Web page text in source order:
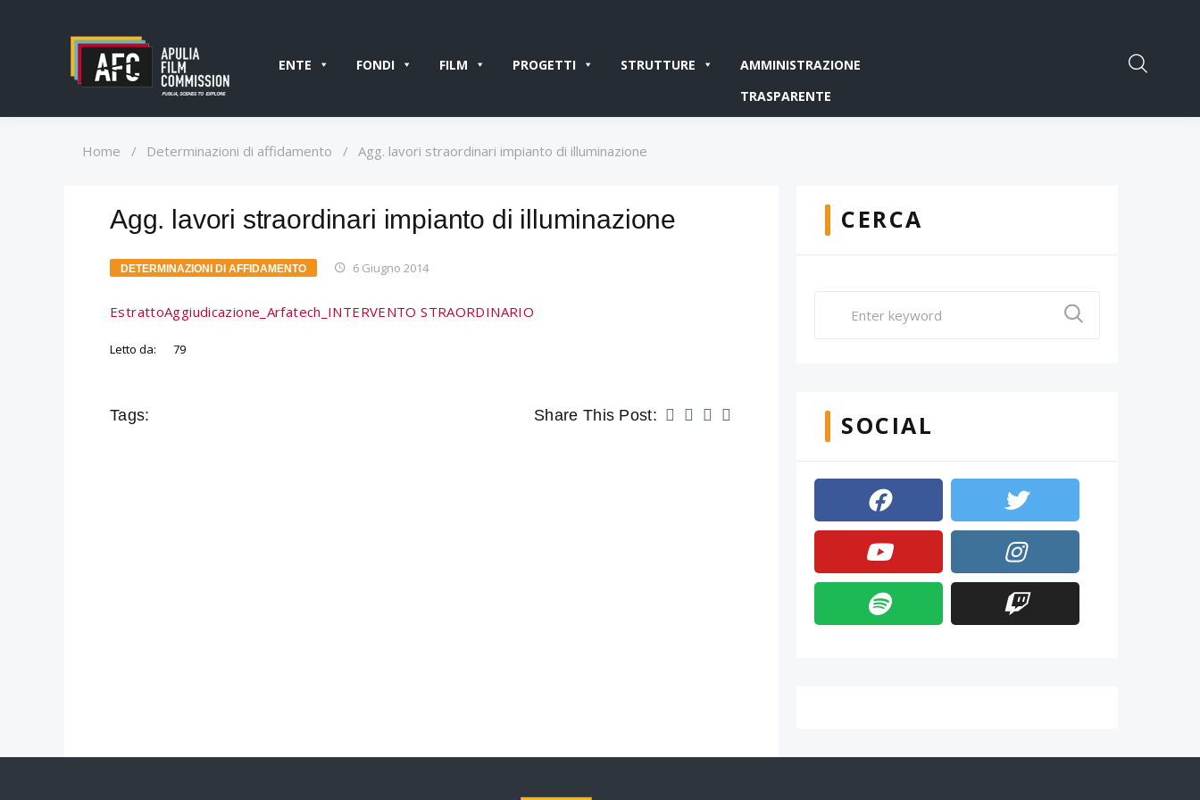
ENTE FONDI FILM PROGETTI STRUTTURE
AMMINISTRAZIONE
TRASPARENTE
Home / Determinazioni di affidamento / Agg. lavori straordinari impianto di illuminazione
Agg. lavori straordinari impianto di illuminazione
DETERMINAZIONI DI AFFIDAMENTO 6 Giugno 2014
EstrattoAggiudicazione_Arfatech_INTERVENTO STRAORDINARIO
Letto da: 79
Tags: Share This Post:
CERCA
SOCIAL